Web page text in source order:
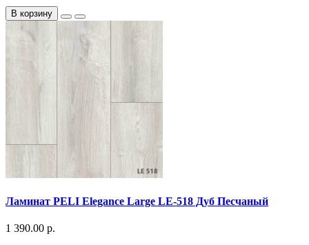
В корзину
Ламинат PELI Elegance Large LE-518 Дуб Песчаный
1 390.00 р.